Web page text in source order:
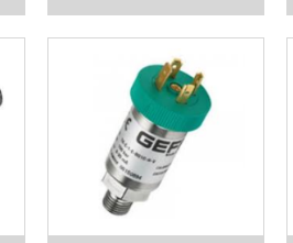
bị Gefran